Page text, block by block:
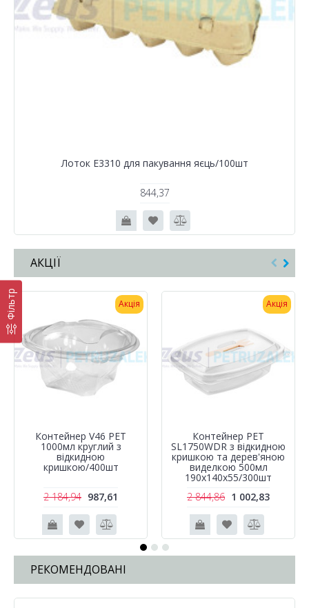
Фільтр
Лоток Е3310 для пакування яєць/100шт
844,37
АКЦІЇ
Акція
Контейнер V46 PET
1000мл круглий з
відкидною
кришкою/400шт
2 184,94 987,61
Акція
Контейнер РЕТ
SL1750WDR з відкидною
кришкою та дерев'яною
виделкою 500мл
190х140х55/300шт
2 844,86 1 002,83
РЕКОМЕНДОВАНІ